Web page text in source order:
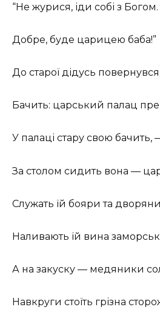
“Не журися, іди собі з Богом.
Добре, буде царицею баба!”
До старої дідусь
Бачить: царський палац
У палаці стару свою бачить,
За столом сидить вона —
Служать їй бояри та
Наливають їй вина
А на закуску — медяники
Навкруги стоїть грізна